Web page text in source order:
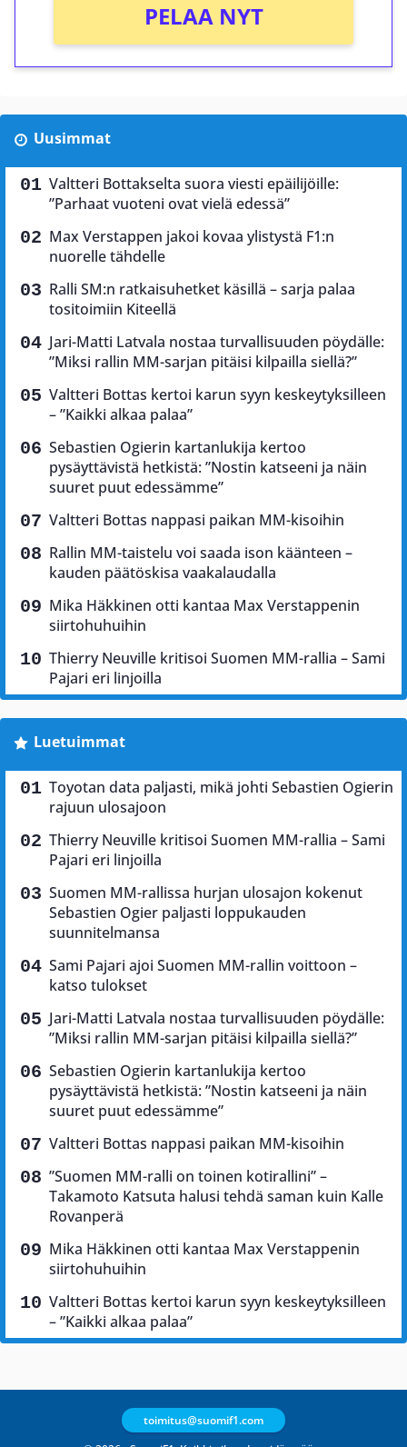
PELAA NYT
Uusimmat
Valtteri Bottakselta suora viesti epäilijöille:
”Parhaat vuoteni ovat vielä edessä”
Max Verstappen jakoi kovaa ylistystä F1:n
nuorelle tähdelle
Ralli SM:n ratkaisuhetket käsillä – sarja palaa
tositoimiin Kiteellä
Jari-Matti Latvala nostaa turvallisuuden pöydälle:
”Miksi rallin MM-sarjan pitäisi kilpailla siellä?”
Valtteri Bottas kertoi karun syyn keskeytyksilleen
– ”Kaikki alkaa palaa”
Sebastien Ogierin kartanlukija kertoo
pysäyttävistä hetkistä: ”Nostin katseeni ja näin
suuret puut edessämme”
Valtteri Bottas nappasi paikan MM-kisoihin
Rallin MM-taistelu voi saada ison käänteen –
kauden päätöskisa vaakalaudalla
Mika Häkkinen otti kantaa Max Verstappenin
siirtohuhuihin
Thierry Neuville kritisoi Suomen MM-rallia – Sami
Pajari eri linjoilla
Luetuimmat
Toyotan data paljasti, mikä johti Sebastien Ogierin
rajuun ulosajoon
Thierry Neuville kritisoi Suomen MM-rallia – Sami
Pajari eri linjoilla
Suomen MM-rallissa hurjan ulosajon kokenut
Sebastien Ogier paljasti loppukauden
suunnitelmansa
Sami Pajari ajoi Suomen MM-rallin voittoon –
katso tulokset
Jari-Matti Latvala nostaa turvallisuuden pöydälle:
”Miksi rallin MM-sarjan pitäisi kilpailla siellä?”
Sebastien Ogierin kartanlukija kertoo
pysäyttävistä hetkistä: ”Nostin katseeni ja näin
suuret puut edessämme”
Valtteri Bottas nappasi paikan MM-kisoihin
”Suomen MM-ralli on toinen kotirallini” –
Takamoto Katsuta halusi tehdä saman kuin Kalle
Rovanperä
Mika Häkkinen otti kantaa Max Verstappenin
siirtohuhuihin
Valtteri Bottas kertoi karun syyn keskeytyksilleen
– ”Kaikki alkaa palaa”
toimitus@suomif1.com